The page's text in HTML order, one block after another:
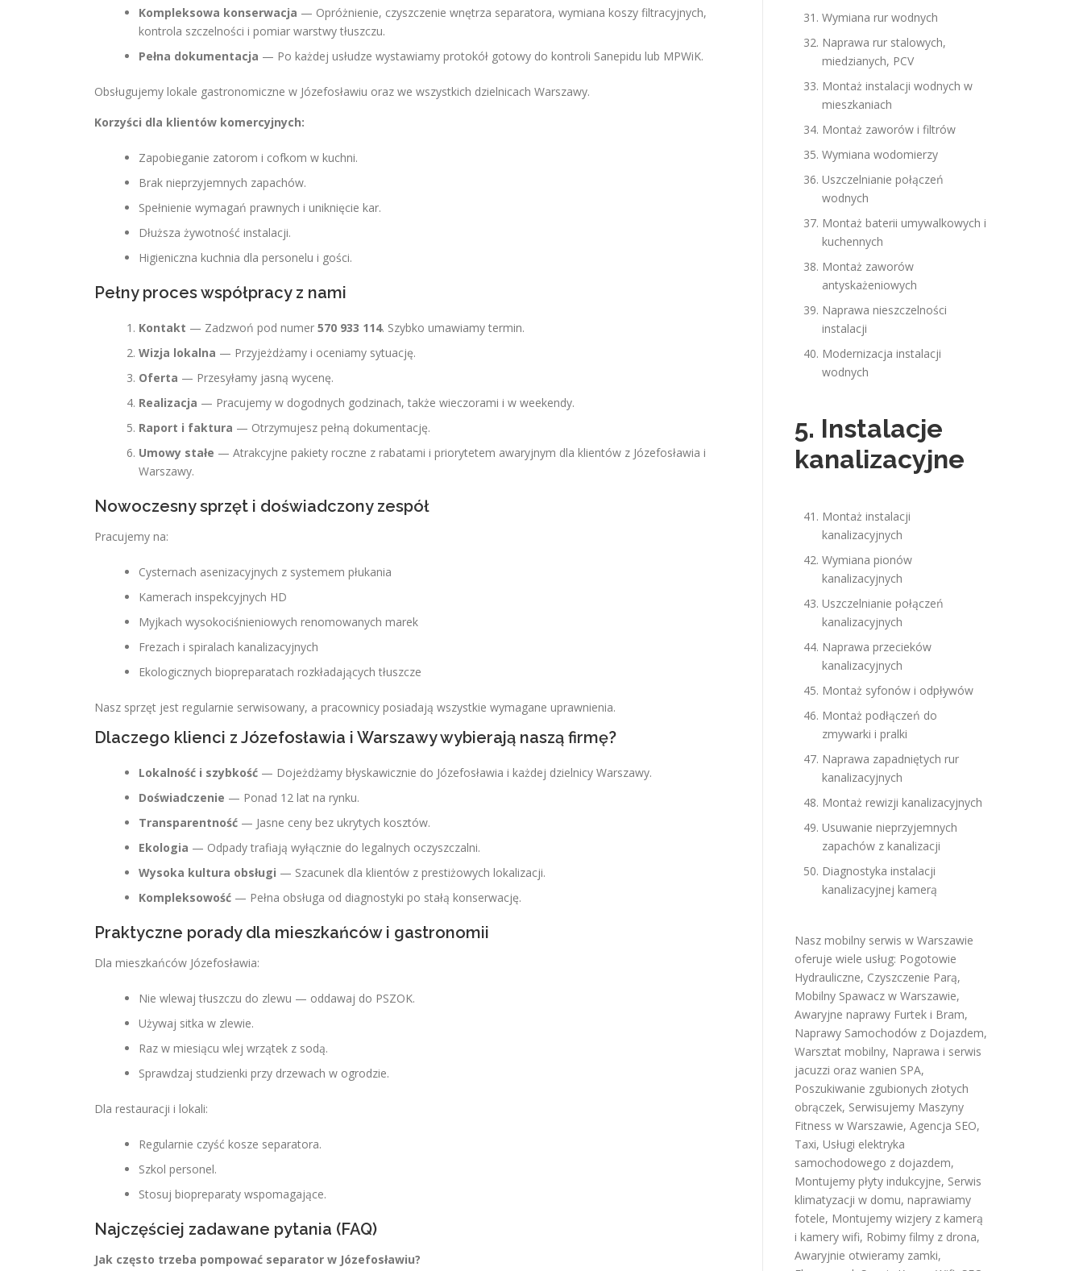
Kompleksowa konserwacja — Opróżnienie, czyszczenie wnętrza separatora, wymiana koszy filtracyjnych,
kontrola szczelności i pomiar warstwy tłuszczu.
Pełna dokumentacja — Po każdej usłudze wystawiamy protokół gotowy do kontroli Sanepidu lub MPWiK.
Obsługujemy lokale gastronomiczne w Józefosławiu oraz we wszystkich dzielnicach Warszawy.
Korzyści dla klientów komercyjnych:
Zapobieganie zatorom i cofkom w kuchni.
Brak nieprzyjemnych zapachów.
Spełnienie wymagań prawnych i uniknięcie kar.
Dłuższa żywotność instalacji.
Higieniczna kuchnia dla personelu i gości.
Pełny proces współpracy z nami
Kontakt — Zadzwoń pod numer 570 933 114. Szybko umawiamy termin.
Wizja lokalna — Przyjeżdżamy i oceniamy sytuację.
Oferta — Przesyłamy jasną wycenę.
Realizacja — Pracujemy w dogodnych godzinach, także wieczorami i w weekendy.
Raport i faktura — Otrzymujesz pełną dokumentację.
Umowy stałe — Atrakcyjne pakiety roczne z rabatami i priorytetem awaryjnym dla klientów z Józefosławia i
Warszawy.
Nowoczesny sprzęt i doświadczony zespół
Pracujemy na:
Cysternach asenizacyjnych z systemem płukania
Kamerach inspekcyjnych HD
Myjkach wysokociśnieniowych renomowanych marek
Frezach i spiralach kanalizacyjnych
Ekologicznych biopreparatach rozkładających tłuszcze
Nasz sprzęt jest regularnie serwisowany, a pracownicy posiadają wszystkie wymagane uprawnienia.
Dlaczego klienci z Józefosławia i Warszawy wybierają naszą firmę?
Lokalność i szybkość — Dojeżdżamy błyskawicznie do Józefosławia i każdej dzielnicy Warszawy.
Doświadczenie — Ponad 12 lat na rynku.
Transparentność — Jasne ceny bez ukrytych kosztów.
Ekologia — Odpady trafiają wyłącznie do legalnych oczyszczalni.
Wysoka kultura obsługi — Szacunek dla klientów z prestiżowych lokalizacji.
Kompleksowość — Pełna obsługa od diagnostyki po stałą konserwację.
Praktyczne porady dla mieszkańców i gastronomii
Dla mieszkańców Józefosławia:
Nie wlewaj tłuszczu do zlewu — oddawaj do PSZOK.
Używaj sitka w zlewie.
Raz w miesiącu wlej wrzątek z sodą.
Sprawdzaj studzienki przy drzewach w ogrodzie.
Dla restauracji i lokali:
Regularnie czyść kosze separatora.
Szkol personel.
Stosuj biopreparaty wspomagające.
Najczęściej zadawane pytania (FAQ)
Jak często trzeba pompować separator w Józefosławiu?
Wymiana rur wodnych
Naprawa rur stalowych,
miedzianych, PCV
Montaż instalacji wodnych w
mieszkaniach
Montaż zaworów i filtrów
Wymiana wodomierzy
Uszczelnianie połączeń
wodnych
Montaż baterii umywalkowych i
kuchennych
Montaż zaworów
antyskażeniowych
Naprawa nieszczelności
instalacji
Modernizacja instalacji
wodnych
5. Instalacje
kanalizacyjne
Montaż instalacji
kanalizacyjnych
Wymiana pionów
kanalizacyjnych
Uszczelnianie połączeń
kanalizacyjnych
Naprawa przecieków
kanalizacyjnych
Montaż syfonów i odpływów
Montaż podłączeń do
zmywarki i pralki
Naprawa zapadniętych rur
kanalizacyjnych
Montaż rewizji kanalizacyjnych
Usuwanie nieprzyjemnych
zapachów z kanalizacji
Diagnostyka instalacji
kanalizacyjnej kamerą
Nasz mobilny serwis w Warszawie
oferuje wiele usług: Pogotowie
Hydrauliczne, Czyszczenie Parą,
Mobilny Spawacz w Warszawie,
Awaryjne naprawy Furtek i Bram,
Naprawy Samochodów z Dojazdem,
Warsztat mobilny, Naprawa i serwis
jacuzzi oraz wanien SPA,
Poszukiwanie zgubionych złotych
obrączek, Serwisujemy Maszyny
Fitness w Warszawie, Agencja SEO,
Taxi, Usługi elektryka
samochodowego z dojazdem,
Montujemy płyty indukcyjne, Serwis
klimatyzacji w domu, naprawiamy
fotele, Montujemy wizjery z kamerą
i kamery wifi, Robimy filmy z drona,
Awaryjnie otwieramy zamki,